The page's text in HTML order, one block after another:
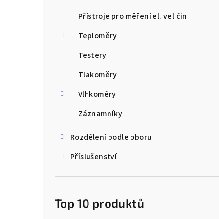
Přístroje pro měření el. veličin
Teploměry
Testery
Tlakoměry
Vlhkoměry
Záznamníky
Rozdělení podle oboru
Příslušenství
Top 10 produktů